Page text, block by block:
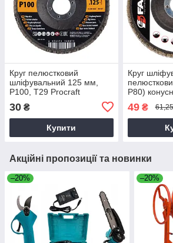
Круг пелюстковий
шліфувальний 125 мм,
Р100, T29 Procraft
FD125P100T29 упаковка
10 шт
30 ₴
Купити
Круг
Р80)
49₴
Акційні пропозиції та новинки
–20% –20%